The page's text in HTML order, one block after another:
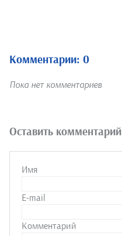
Комментарии: 0
Пока нет комментариев
Оставить комментарий
Имя
E-mail
Комментарий